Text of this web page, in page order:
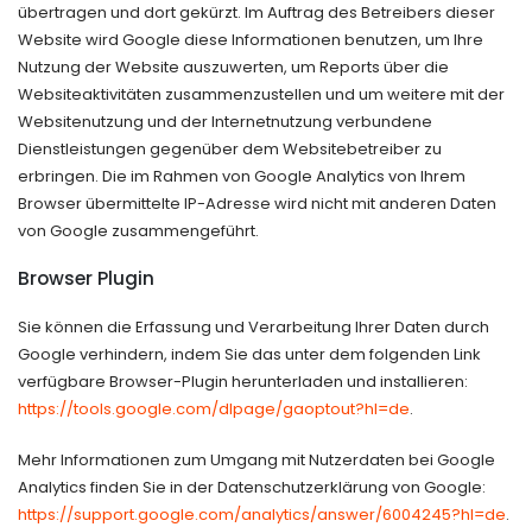
übertragen und dort gekürzt. Im Auftrag des Betreibers dieser
Website wird Google diese Informationen benutzen, um Ihre
Nutzung der Website auszuwerten, um Reports über die
Websiteaktivitäten zusammenzustellen und um weitere mit der
Websitenutzung und der Internetnutzung verbundene
Dienstleistungen gegenüber dem Websitebetreiber zu
erbringen. Die im Rahmen von Google Analytics von Ihrem
Browser übermittelte IP-Adresse wird nicht mit anderen Daten
von Google zusammengeführt.
Browser Plugin
Sie können die Erfassung und Verarbeitung Ihrer Daten durch
Google verhindern, indem Sie das unter dem folgenden Link
verfügbare Browser-Plugin herunterladen und installieren:
https://tools.google.com/dlpage/gaoptout?hl=de.
Mehr Informationen zum Umgang mit Nutzerdaten bei Google
Analytics finden Sie in der Datenschutzerklärung von Google:
https://support.google.com/analytics/answer/6004245?hl=de.